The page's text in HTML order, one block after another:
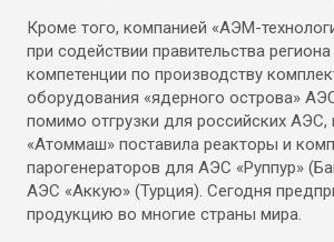
Кроме того, компанией «АЭМ-
при содействии правительства
компетенции по производству
оборудования «ядерного острова»
помимо отгрузки для российских АЭС,
«Атоммаш» поставила реакторы и
парогенераторов для АЭС «Руппур»
АЭС «Аккую» (Турция). Сегодня
продукцию во многие страны мира.